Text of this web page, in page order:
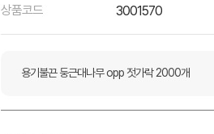
상품코드 3001570
용기불끈 둥근대나무 opp 젓가락 2000개